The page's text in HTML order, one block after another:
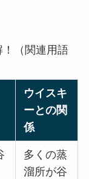
（関連用語
ウイスキ
ーとの関
係
多くの蒸
溜所が谷